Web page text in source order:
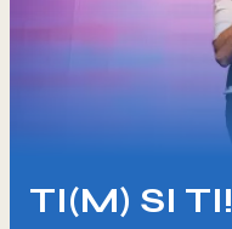
TI(M) SI TI!